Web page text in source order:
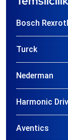
Bosch
Turck
Nederman
Harmonic
Aventics